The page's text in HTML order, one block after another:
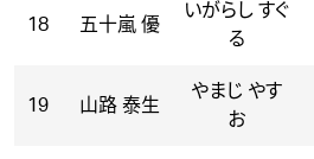
18 五十嵐 優
いがらし すぐ
る
19 山路 泰生
やまじ やす
お